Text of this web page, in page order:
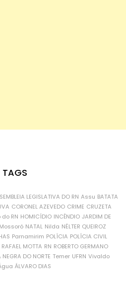
TAGS
LEGISLATIVA DO RN Assu BATATA
CORONEL AZEVEDO CRIME CRUZETA
RN HOMICÍDIO INCÊNDIO JARDIM DE
Mossoró NATAL Nilda NÉLTER QUEIROZ
Parnamirim POLÍCIA POLÍCIA CIVIL
RAFAEL MOTTA RN ROBERTO GERMANO
NEGRA DO NORTE Temer UFRN Vivaldo
ÁLVARO DIAS